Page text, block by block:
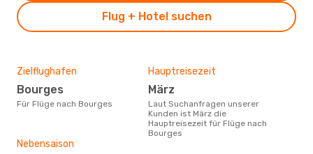
Flug + Hotel suchen
Zielflughafen
Bourges
Für Flüge nach Bourges
Hauptreisezeit
März
Laut Suchanfragen unserer
Kunden ist März die
Hauptreisezeit für Flüge nach
Bourges
Nebensaison